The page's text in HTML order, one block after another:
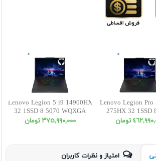
Lenovo Legion 5 i9 14900HX
32 1SSD 8 5070 WQXGA
15.1 OLED
٣٧٥,٩٩٠,٠٠٠ تومان
Lenovo Legion Pro
275HX 32 1SSD
WQXGA 16
تومان
امتیاز و نظرات کاربران